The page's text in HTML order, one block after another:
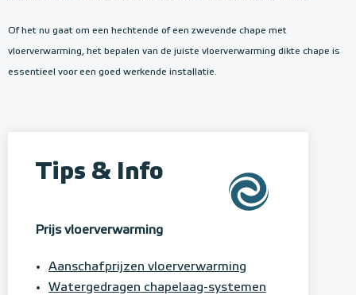
Of het nu gaat om een hechtende of een zwevende chape met
vloerverwarming, het bepalen van de juiste vloerverwarming dikte chape is
essentieel voor een goed werkende installatie.
Tips & Info
Prijs vloerverwarming
Aanschafprijzen vloerverwarming
Watergedragen chapelaag-systemen